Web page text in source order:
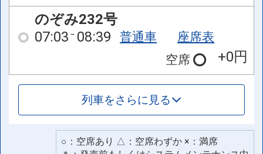
のぞみ232号
07:03 08:39 普通車
座席表
空席
+0円
列車をさらに見る
○：空席あり △：空席わずか ×：満席